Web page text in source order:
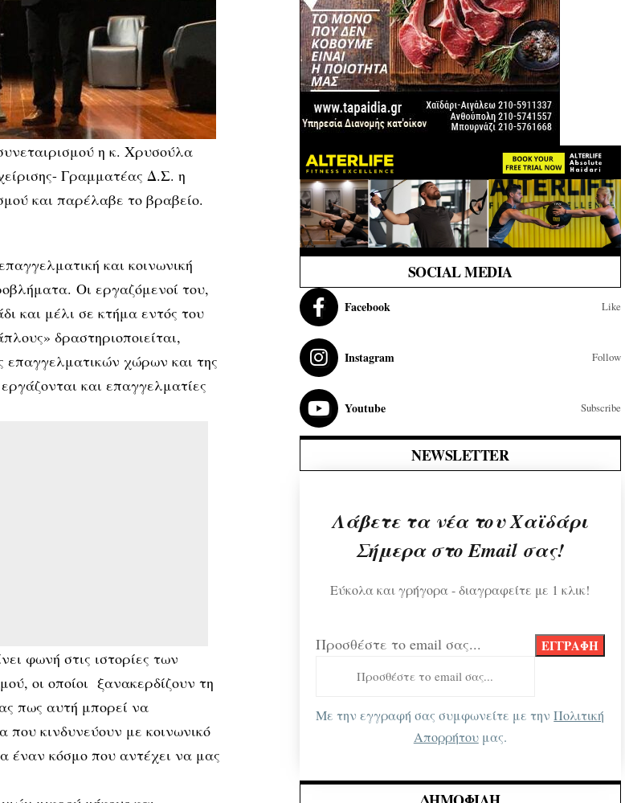
η κ. Χρυσούλα
Γραμματέας Δ.Σ. η
και παρέλαβε το βραβείο.
και κοινωνική
Οι εργαζόμενοί του,
και μέλι σε κτήμα εντός του
δραστηριοποιείται,
επαγγελματικών χώρων και της
και επαγγελματίες
φωνή στις ιστορίες των
οι οποίοι ξανακερδίζουν τη
πως αυτή μπορεί να
κινδυνεύουν με κοινωνικό
έναν κόσμο που αντέχει να μας
SOCIAL MEDIA
Facebook Like
Instagram Follow
Youtube Subscribe
NEWSLETTER
Λάβετε τα νέα του Χαϊδάρι
Σήμερα στο Email σας!
Εύκολα και γρήγορα - διαγραφείτε με 1 κλικ!
Προσθέστε το email σας...
Με την εγγραφή σας συμφωνείτε με τηνΠολιτική
Απορρήτουμας.